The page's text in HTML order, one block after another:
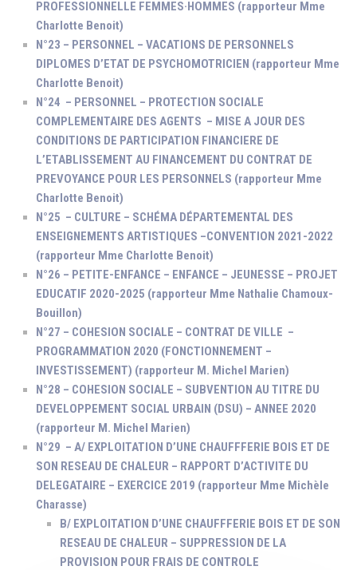
PROFESSIONNELLE FEMMES·HOMMES (rapporteur Mme
Charlotte Benoit)
N°23 – PERSONNEL – VACATIONS DE PERSONNELS
DIPLOMES D’ETAT DE PSYCHOMOTRICIEN (rapporteur Mme
Charlotte Benoit)
N°24 – PERSONNEL – PROTECTION SOCIALE
COMPLEMENTAIRE DES AGENTS – MISE A JOUR DES
CONDITIONS DE PARTICIPATION FINANCIERE DE
L’ETABLISSEMENT AU FINANCEMENT DU CONTRAT DE
PREVOYANCE POUR LES PERSONNELS (rapporteur Mme
Charlotte Benoit)
N°25 – CULTURE – SCHÉMA DÉPARTEMENTAL DES
ENSEIGNEMENTS ARTISTIQUES –CONVENTION 2021-2022
(rapporteur Mme Charlotte Benoit)
N°26 – PETITE-ENFANCE – ENFANCE – JEUNESSE – PROJET
EDUCATIF 2020-2025 (rapporteur Mme Nathalie Chamoux-
Bouillon)
N°27 – COHESION SOCIALE – CONTRAT DE VILLE –
PROGRAMMATION 2020 (FONCTIONNEMENT –
INVESTISSEMENT) (rapporteur M. Michel Marien)
N°28 – COHESION SOCIALE – SUBVENTION AU TITRE DU
DEVELOPPEMENT SOCIAL URBAIN (DSU) – ANNEE 2020
(rapporteur M. Michel Marien)
N°29 – A/ EXPLOITATION D’UNE CHAUFFFERIE BOIS ET DE
SON RESEAU DE CHALEUR – RAPPORT D’ACTIVITE DU
DELEGATAIRE – EXERCICE 2019 (rapporteur Mme Michèle
Charasse)
B/ EXPLOITATION D’UNE CHAUFFFERIE BOIS ET DE SON
RESEAU DE CHALEUR – SUPPRESSION DE LA
PROVISION POUR FRAIS DE CONTROLE